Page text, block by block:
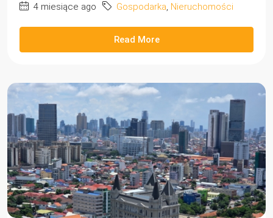
4 miesiące ago Gospodarka, Nieruchomości
Read More